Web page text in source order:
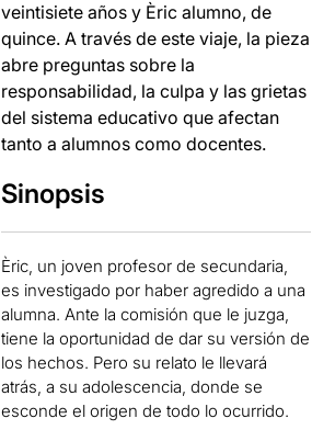
veintisiete años y Èric alumno, de
quince. A través de este viaje, la pieza
abre preguntas sobre la
responsabilidad, la culpa y las grietas
del sistema educativo que afectan
tanto a alumnos como docentes.
Sinopsis
Èric, un joven profesor de secundaria,
es investigado por haber agredido a una
alumna. Ante la comisión que le juzga,
tiene la oportunidad de dar su versión de
los hechos. Pero su relato le llevará
atrás, a su adolescencia, donde se
esconde el origen de todo lo ocurrido.